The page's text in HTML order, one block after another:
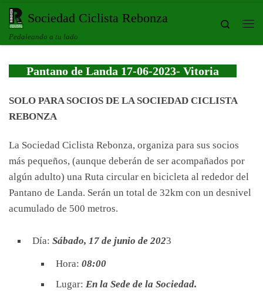
Saltar al contenido
Sociedad Ciclista Rebonza
Pedaleando a tu lado
Search
Pantano de Landa 17-06-2023- Vitoria
SOLO PARA SOCIOS DE LA SOCIEDAD CICLISTA
REBONZA
La Sociedad Ciclista Rebonza, organiza para sus socios
más pequeños, (aunque deberán de ser acompañados por
algún adulto) una Ruta circular en bicicleta al rededor del
Pantano de Landa. Serán un total de 32km con un desnivel
acumulado de 500 metros.
Día: Sábado, 17 de junio de 2023
Hora: 08:00
Lugar: En la Sede de la Sociedad.